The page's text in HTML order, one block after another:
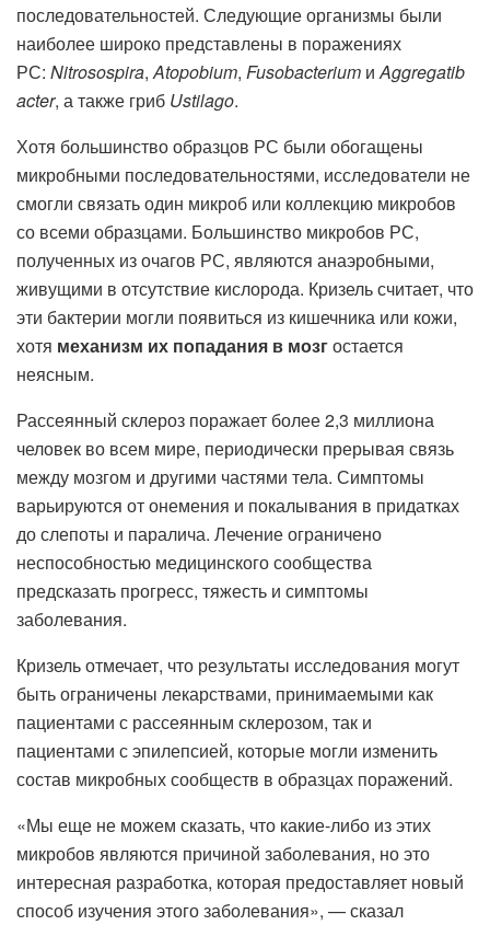
последовательностей. Следующие организмы были
наиболее широко представлены в поражениях
РС: Nitrosospira,Atopobium, Fusobacterium иAggregatib
acter, а также гриб Ustilago.
Хотя большинство образцов РС были обогащены
микробными последовательностями, исследователи не
смогли связать один микроб или коллекцию микробов
со всеми образцами. Большинство микробов РС,
полученных из очагов РС, являются анаэробными,
живущими в отсутствие кислорода. Кризель считает, что
эти бактерии могли появиться из кишечника или кожи,
хотя механизм их попадания в мозгостается
неясным.
Рассеянный склероз поражает более 2,3 миллиона
человек во всем мире, периодически прерывая связь
между мозгом и другими частями тела. Симптомы
варьируются от онемения и покалывания в придатках
до слепоты и паралича. Лечение ограничено
неспособностью медицинского сообщества
предсказать прогресс, тяжесть и симптомы
заболевания.
Кризель отмечает, что результаты исследования могут
быть ограничены лекарствами, принимаемыми как
пациентами с рассеянным склерозом, так и
пациентами с эпилепсией, которые могли изменить
состав микробных сообществ в образцах поражений.
«Мы еще не можем сказать, что какие-либо из этих
микробов являются причиной заболевания, но это
интересная разработка, которая предоставляет новый
способ изучения этого заболевания», — сказал